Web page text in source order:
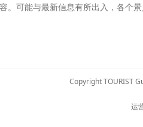
。可能与最新信息有所出入，各个
Copyright TOURIST
运